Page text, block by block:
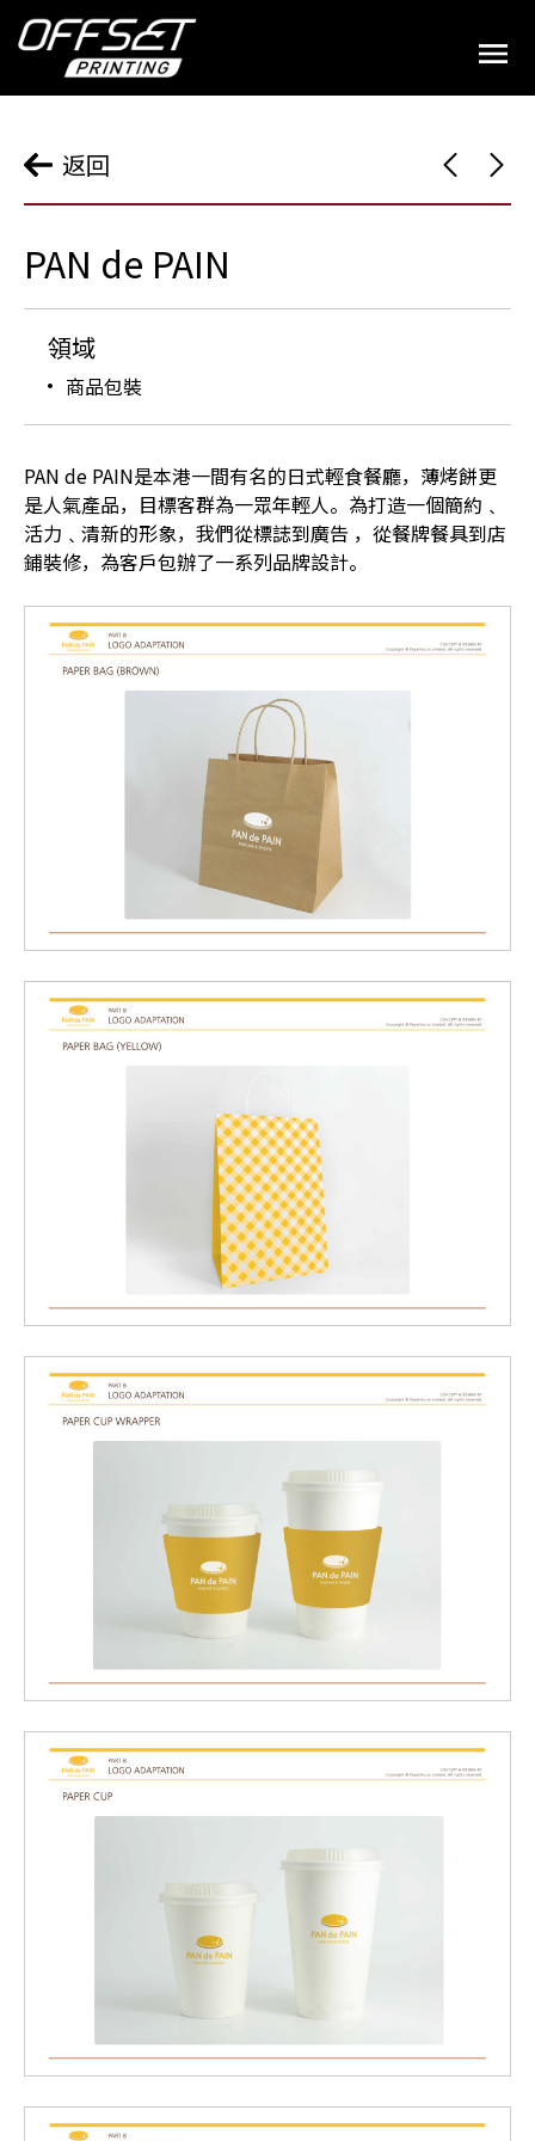
返回
PAN de PAIN
領域
商品包裝
PAN de PAIN是本港一間有名的日式輕食餐廳，薄烤餅更
是人氣產品，目標客群為一眾年輕人。為打造一個簡約﹑
活力﹑清新的形象，我們從標誌到廣告 ，從餐牌餐具到店
鋪裝修，為客戶包辦了一系列品牌設計。